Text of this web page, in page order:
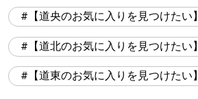
【道央のお気に入りを見つけたい】
【道北のお気に入りを見つけたい】
【道東のお気に入りを見つけたい】